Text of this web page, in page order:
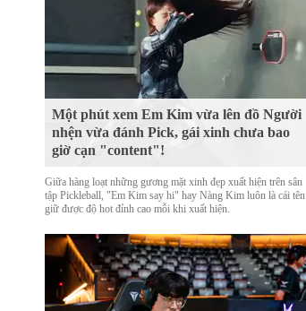
Một phút xem Em Kim vừa lên đồ Người
nhện vừa đánh Pick, gái xinh chưa bao
giờ cạn "content"!
Giữa hàng loạt những gương mặt xinh đẹp xuất hiện trên sân
tập Pickleball, "Em Kim say hi" hay Nàng Kim luôn là cái tên
giữ được độ hot đỉnh cao mỗi khi xuất hiện.